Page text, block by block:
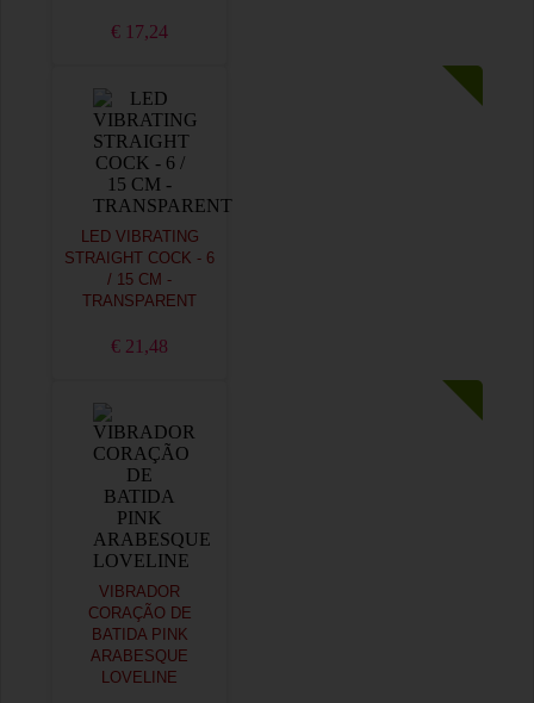
€ 17,24
LED VIBRATING
STRAIGHT COCK - 6
/ 15 CM -
TRANSPARENT
€ 21,48
VIBRADOR
CORAÇÃO DE
BATIDA PINK
ARABESQUE
LOVELINE